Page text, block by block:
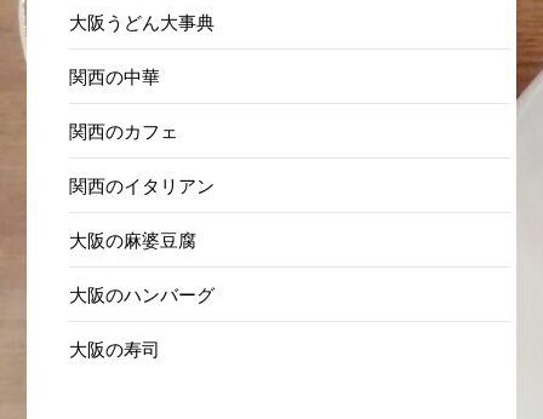
大阪うどん大事典
関西の中華
関西のカフェ
関西のイタリアン
大阪の麻婆豆腐
大阪のハンバーグ
大阪の寿司